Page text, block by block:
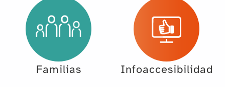
Familias Infoaccesibilidad